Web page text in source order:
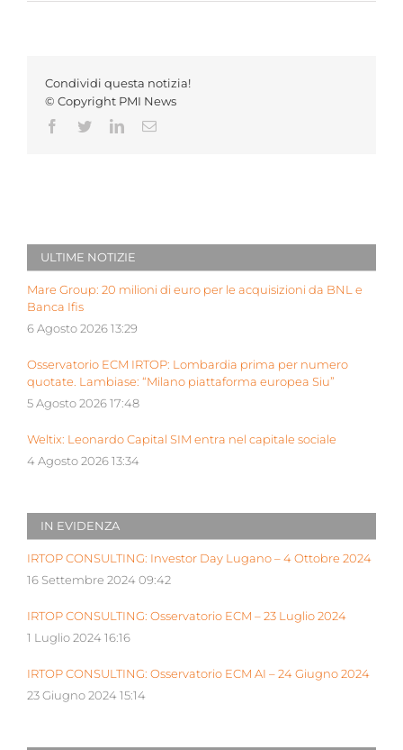
Condividi questa notizia!
© Copyright PMI News
Facebook
TwitterLinkedInEmail
ULTIME NOTIZIE
Mare Group: 20 milioni di euro per le acquisizioni da BNL e
Banca Ifis
6 Agosto 2026 13:29
Osservatorio ECM IRTOP: Lombardia prima per numero
quotate. Lambiase: “Milano piattaforma europea Siu”
5 Agosto 2026 17:48
Weltix: Leonardo Capital SIM entra nel capitale sociale
4 Agosto 2026 13:34
IN EVIDENZA
IRTOP CONSULTING: Investor Day Lugano – 4 Ottobre 2024
16 Settembre 2024 09:42
IRTOP CONSULTING: Osservatorio ECM – 23 Luglio 2024
1 Luglio 2024 16:16
IRTOP CONSULTING: Osservatorio ECM AI – 24 Giugno 2024
23 Giugno 2024 15:14